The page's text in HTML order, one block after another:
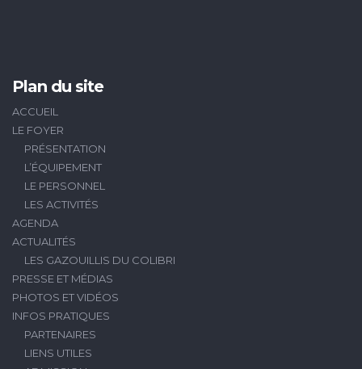
Plan du site
ACCUEIL
LE FOYER
PRÉSENTATION
L’ÉQUIPEMENT
LE PERSONNEL
LES ACTIVITÉS
AGENDA
ACTUALITÉS
LES GAZOUILLIS DU COLIBRI
PRESSE ET MÉDIAS
PHOTOS ET VIDÉOS
INFOS PRATIQUES
PARTENAIRES
LIENS UTILES